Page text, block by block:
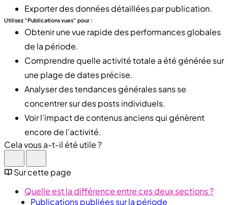
Exporter des données détaillées par publication.
Utilisez “Publications vues” pour :
Obtenir une vue rapide des performances globales
de la période.
Comprendre quelle activité totale a été générée sur
une plage de dates précise.
Analyser des tendances générales sans se
concentrer sur des posts individuels.
Voir l’impact de contenus anciens qui génèrent
encore de l’activité.
Cela vous a-t-il été utile ?
Sur cette page
Quelle est la différence entre ces deux sections ?
Publications publiées sur la période